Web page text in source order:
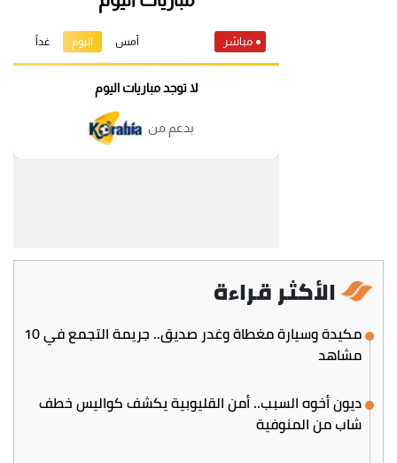
الأكثر قراءة
مكيدة وسيارة مغطاة وغدر صديق.. جريمة التجمع في 10
مشاهد
ديون أخوه السبب.. أمن القليوبية يكشف كواليس خطف
شاب من المنوفية